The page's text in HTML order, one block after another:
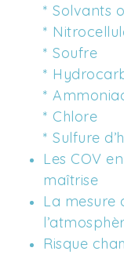
* Solvants
*
* Soufre
*
*
* Chlore
* Sulfure
Les COV
maîtrise
La mesure
Risque